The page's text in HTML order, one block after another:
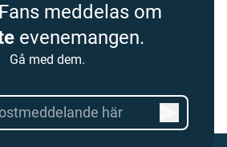
Fans meddelas om
evenemangen.
Gå med dem.